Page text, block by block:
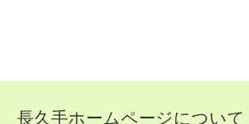
長久手ホームページについて